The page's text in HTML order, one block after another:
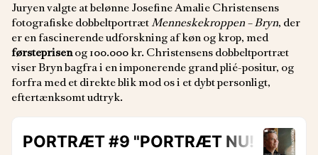
Juryen valgte at belønne Josefine Amalie Christensens
fotografiske dobbeltportrætMenneskekroppen – Bryn, der
er en fascinerende udforskning af køn og krop, med
førsteprisenog 100.000 kr. Christensens dobbeltportræt
viser Bryn bagfra i en imponerende grand plié-positur, og
forfra med et direkte blik mod os i et dybt personligt,
eftertænksomt udtryk.